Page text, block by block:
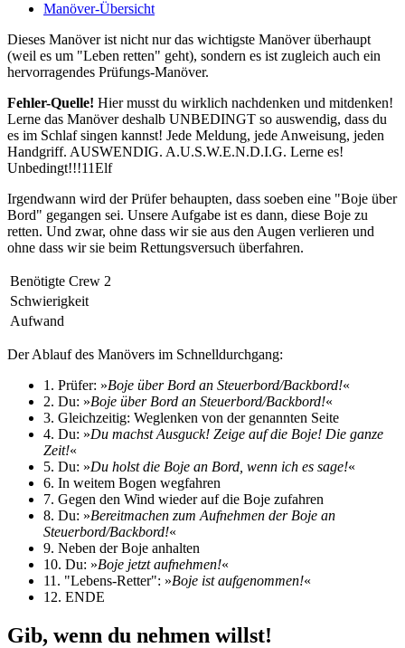
Manöver-Übersicht
Dieses Manöver ist nicht nur das wichtigste Manöver überhaupt
(weil es um "Leben retten" geht), sondern es ist zugleich auch ein
hervorragendes Prüfungs-Manöver.
Fehler-Quelle! Hier musst du wirklich nachdenken und mitdenken!
Lerne das Manöver deshalb UNBEDINGT so auswendig, dass du
es im Schlaf singen kannst! Jede Meldung, jede Anweisung, jeden
Handgriff. AUSWENDIG. A.U.S.W.E.N.D.I.G. Lerne es!
Unbedingt!!!11Elf
Irgendwann wird der Prüfer behaupten, dass soeben eine "Boje über
Bord" gegangen sei. Unsere Aufgabe ist es dann, diese Boje zu
retten. Und zwar, ohne dass wir sie aus den Augen verlieren und
ohne dass wir sie beim Rettungsversuch überfahren.
Benötigte Crew 2
Schwierigkeit
Aufwand
Der Ablauf des Manövers im Schnelldurchgang:
1. Prüfer: »Boje über Bord an Steuerbord/Backbord!«
2. Du: »Boje über Bord an Steuerbord/Backbord!«
3. Gleichzeitig: Weglenken von der genannten Seite
4. Du: »Du machst Ausguck! Zeige auf die Boje! Die ganze
Zeit!«
5. Du: »Du holst die Boje an Bord, wenn ich es sage!«
6. In weitem Bogen wegfahren
7. Gegen den Wind wieder auf die Boje zufahren
8. Du: »Bereitmachen zum Aufnehmen der Boje an
Steuerbord/Backbord!«
9. Neben der Boje anhalten
10. Du: »Boje jetzt aufnehmen!«
11. "Lebens-Retter": »Boje ist aufgenommen!«
12. ENDE
Gib, wenn du nehmen willst!